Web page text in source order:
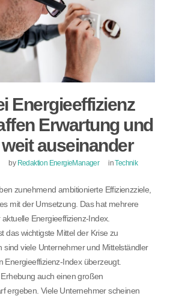
Energieeffizienz
Erwartung und
auseinander
by Redaktion EnergieManager inTechnik
zunehmend ambitionierte Effizienzziele,
mit der Umsetzung. Das hat mehrere
Energieeffizienz-Index.
das wichtigste Mittel der Krise zu
sind viele Unternehmer und Mittelständler
Energieeffizienz-Index überzeugt.
auch einen großen
ergeben. Viele Unternehmer scheinen